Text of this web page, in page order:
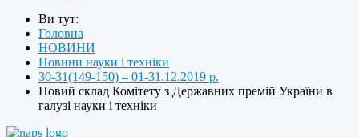
Ви тут:
Головна
НОВИНИ
Новини науки і техніки
30-31(149-150) – 01-31.12.2019 р.
Новий склад Комітету з Державних премій України в
галузі науки і техніки